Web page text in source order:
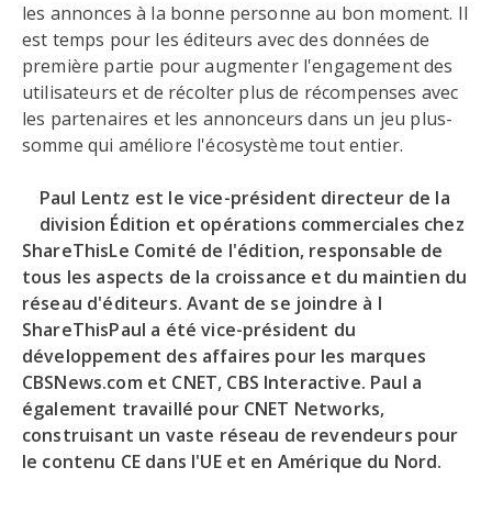
les annonces à la bonne personne au bon moment. Il
est temps pour les éditeurs avec des données de
première partie pour augmenter l'engagement des
utilisateurs et de récolter plus de récompenses avec
les partenaires et les annonceurs dans un jeu plus-
somme qui améliore l'écosystème tout entier.
Paul Lentz est le vice-président directeur de la
division Édition et opérations commerciales chez
ShareThisLe Comité de l'édition, responsable de
tous les aspects de la croissance et du maintien du
réseau d'éditeurs. Avant de se joindre à l
ShareThisPaul a été vice-président du
développement des affaires pour les marques
CBSNews.com et CNET, CBS Interactive. Paul a
également travaillé pour CNET Networks,
construisant un vaste réseau de revendeurs pour
le contenu CE dans l'UE et en Amérique du Nord.